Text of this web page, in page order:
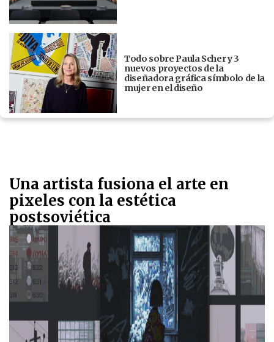
Todo sobre Paula Scher y 3
nuevos proyectos de la
diseñadora gráfica símbolo de la
mujer en el diseño
Una artista fusiona el arte en
pixeles con la estética
postsoviética